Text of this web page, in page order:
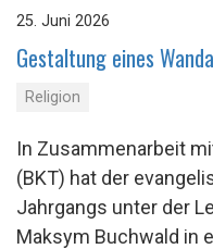
25. Juni 2026
Ge­stal­tung eines
Religion
In Zusammenarbeit
(BKT) hat der
Jahrgangs unter der
Maksym Buchwald in